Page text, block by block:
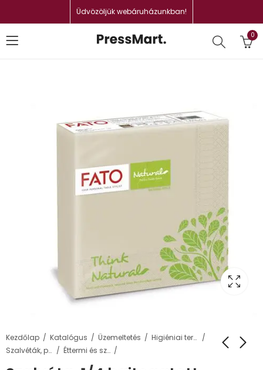
Üdvözöljük webáruházunkban!
0
Kezdőlap Katalógus Üzemeltetés
Higiéniai termékek
Szalvéták, papírtörlők
Éttermi és színes szalvéták